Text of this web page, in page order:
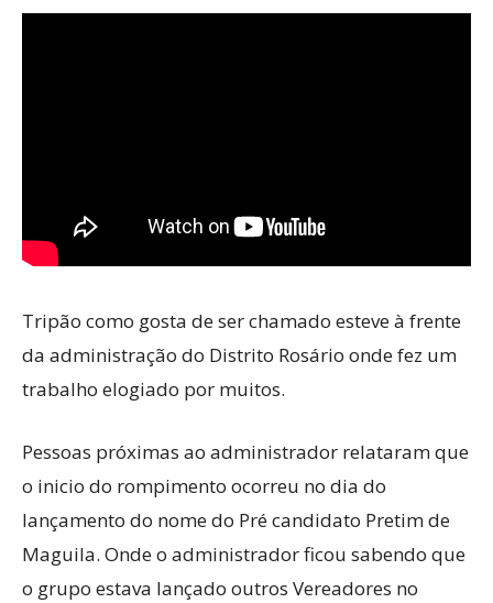
Tripão como gosta de ser chamado esteve à frente
da administração do Distrito Rosário onde fez um
trabalho elogiado por muitos.
Pessoas próximas ao administrador relataram que
o inicio do rompimento ocorreu no dia do
lançamento do nome do Pré candidato Pretim de
Maguila. Onde o administrador ficou sabendo que
o grupo estava lançado outros Vereadores no